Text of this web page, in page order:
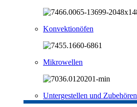
Konvektionöfen
Mikrowellen
Untergestellen und Zubehören